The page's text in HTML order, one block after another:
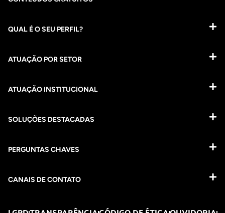
QUAL É O SEU PERFIL?
ATUAÇÃO POR SETOR
ATUAÇÃO INSTITUCIONAL
SOLUÇÕES DESTACADAS
PERGUNTAS CHAVES​
CANAIS DE CONTATO